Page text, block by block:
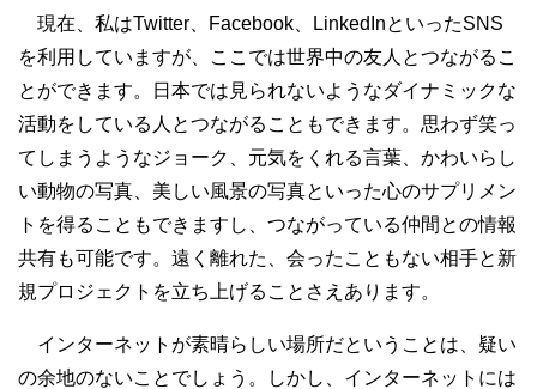
現在、私はTwitter、Facebook、LinkedInといったSNS
を利用していますが、ここでは世界中の友人とつながるこ
とができます。日本では見られないようなダイナミックな
活動をしている人とつながることもできます。思わず笑っ
てしまうようなジョーク、元気をくれる言葉、かわいらし
い動物の写真、美しい風景の写真といった心のサプリメン
トを得ることもできますし、つながっている仲間との情報
共有も可能です。遠く離れた、会ったこともない相手と新
規プロジェクトを立ち上げることさえあります。
インターネットが素晴らしい場所だということは、疑い
の余地のないことでしょう。しかし、インターネットには